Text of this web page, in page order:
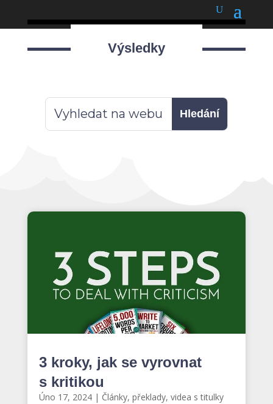
Výsledky
3 kroky, jak se vyrovnat
s kritikou
Úno 17, 2024| Články, překlady, videa s titulky